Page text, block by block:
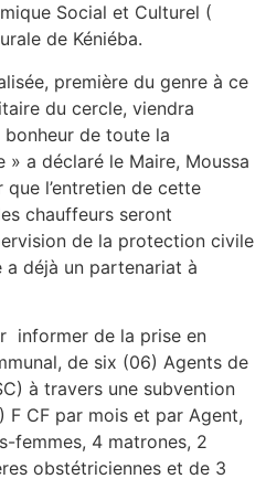
Social et Culturel (
de Kéniéba.
première du genre à ce
du cercle, viendra
de toute la
» a déclaré le Maire, Moussa
l’entretien de cette
chauffeurs seront
de la protection civile
a déjà un partenariat à
informer de la prise en
de six (06) Agents de
à travers une subvention
CF par mois et par Agent,
femmes, 4 matrones, 2
obstétriciennes et de 3